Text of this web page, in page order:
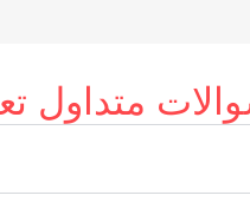
متداول